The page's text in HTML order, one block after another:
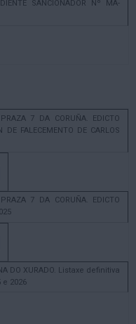
SANCIONADOR Nº MA-
7 DA CORUÑA. EDICTO
DE FALECEMENTO DE CARLOS
7 DA CORUÑA. EDICTO
DO XURADO. Listaxe definitiva
2026